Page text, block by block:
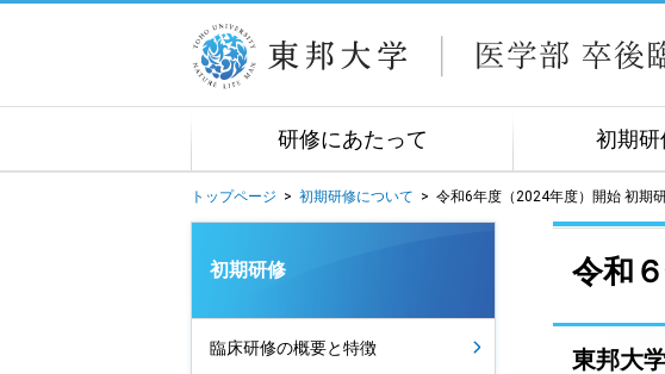
研修にあたって 初期研
トップページ > 初期研修について > 令和6年度（2024年度）開始 初期
令和
東邦大
初期研修
臨床研修の概要と特徴